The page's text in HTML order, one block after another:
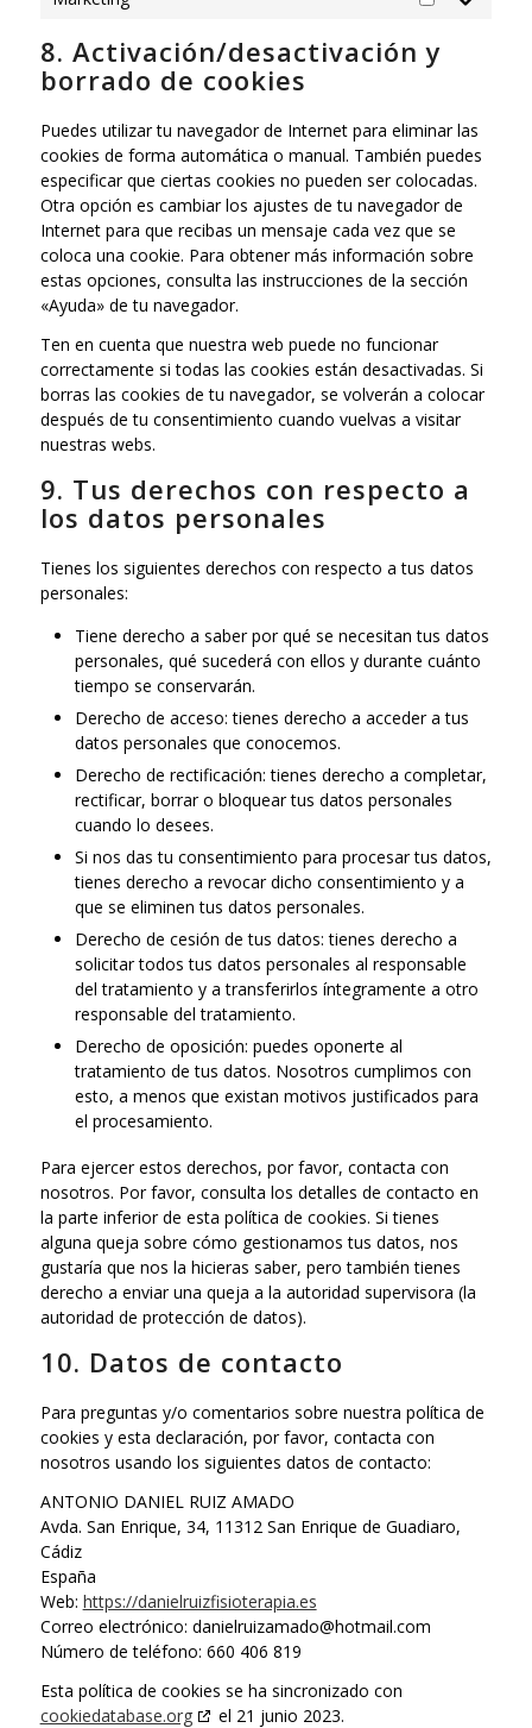
Marketing
8. Activación/desactivación y
borrado de cookies
Puedes utilizar tu navegador de Internet para eliminar las
cookies de forma automática o manual. También puedes
especificar que ciertas cookies no pueden ser colocadas.
Otra opción es cambiar los ajustes de tu navegador de
Internet para que recibas un mensaje cada vez que se
coloca una cookie. Para obtener más información sobre
estas opciones, consulta las instrucciones de la sección
«Ayuda» de tu navegador.
Ten en cuenta que nuestra web puede no funcionar
correctamente si todas las cookies están desactivadas. Si
borras las cookies de tu navegador, se volverán a colocar
después de tu consentimiento cuando vuelvas a visitar
nuestras webs.
9. Tus derechos con respecto a
los datos personales
Tienes los siguientes derechos con respecto a tus datos
personales:
Tiene derecho a saber por qué se necesitan tus datos
personales, qué sucederá con ellos y durante cuánto
tiempo se conservarán.
Derecho de acceso: tienes derecho a acceder a tus
datos personales que conocemos.
Derecho de rectificación: tienes derecho a completar,
rectificar, borrar o bloquear tus datos personales
cuando lo desees.
Si nos das tu consentimiento para procesar tus datos,
tienes derecho a revocar dicho consentimiento y a
que se eliminen tus datos personales.
Derecho de cesión de tus datos: tienes derecho a
solicitar todos tus datos personales al responsable
del tratamiento y a transferirlos íntegramente a otro
responsable del tratamiento.
Derecho de oposición: puedes oponerte al
tratamiento de tus datos. Nosotros cumplimos con
esto, a menos que existan motivos justificados para
el procesamiento.
Para ejercer estos derechos, por favor, contacta con
nosotros. Por favor, consulta los detalles de contacto en
la parte inferior de esta política de cookies. Si tienes
alguna queja sobre cómo gestionamos tus datos, nos
gustaría que nos la hicieras saber, pero también tienes
derecho a enviar una queja a la autoridad supervisora (la
autoridad de protección de datos).
10. Datos de contacto
Para preguntas y/o comentarios sobre nuestra política de
cookies y esta declaración, por favor, contacta con
nosotros usando los siguientes datos de contacto:
ANTONIO DANIEL RUIZ AMADO
Avda. San Enrique, 34, 11312 San Enrique de Guadiaro,
Cádiz
España
Web: https://danielruizfisioterapia.es
Correo electrónico: danielruizamado@hotmail.com
Número de teléfono: 660 406 819
Esta política de cookies se ha sincronizado con
cookiedatabase.org
el 21 junio 2023.